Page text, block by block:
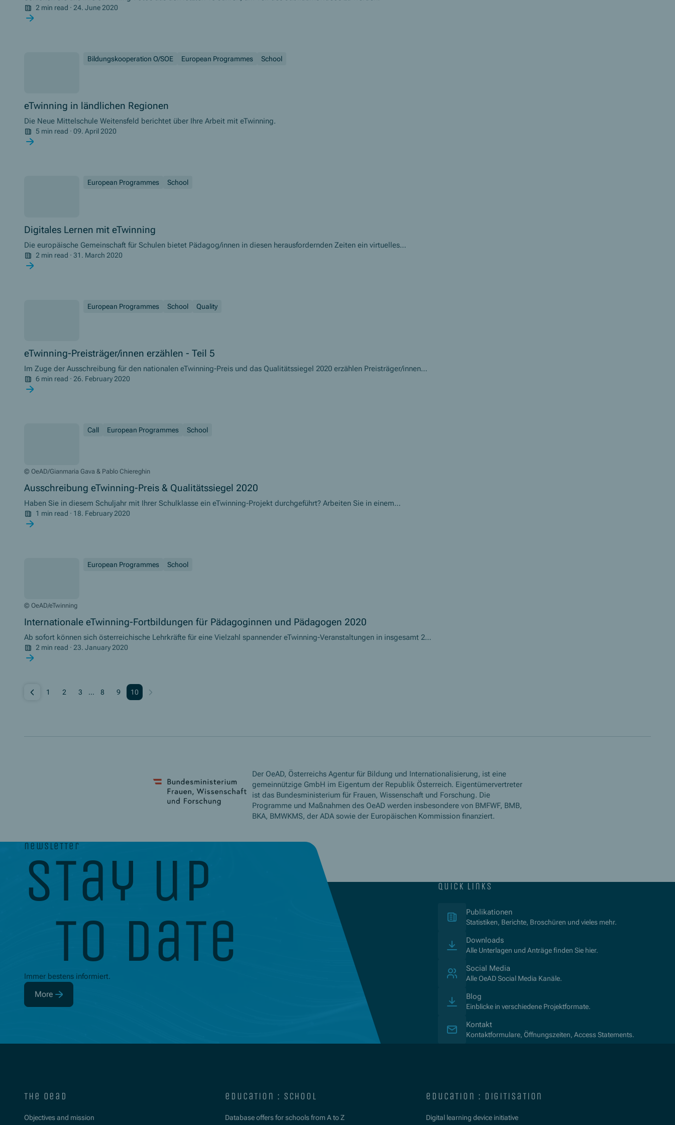
2 min read · 24. June 2020
Bildungskooperation O/SOE European Programmes School
eTwinning in ländlichen Regionen
Die Neue Mittelschule Weitensfeld berichtet über Ihre Arbeit mit eTwinning.
5 min read · 09. April 2020
European Programmes School
Digitales Lernen mit eTwinning
Die europäische Gemeinschaft für Schulen bietet Pädagog/innen in diesen herausfordernden Zeiten ein virtuelles
Klassenzimmer.
2 min read · 31. March 2020
European Programmes School Quality
eTwinning-Preisträger/innen erzählen - Teil 5
Im Zuge der Ausschreibung für den nationalen eTwinning-Preis und das Qualitätssiegel 2020 erzählen Preisträger/innen
aus den Vorjahren über ihre Erfahrungen und geben Tipps für zukünftige Projektträger/innen.
6 min read · 26. February 2020
© OeAD/Gianmaria Gava & Pablo Chiereghin
Call European Programmes School
Ausschreibung eTwinning-Preis & Qualitätssiegel 2020
Haben Sie in diesem Schuljahr mit Ihrer Schulklasse ein eTwinning-Projekt durchgeführt? Arbeiten Sie in einem
Kindergarten und haben sich und Ihre Kinder europäisch vernetzt? Dann bewerben Sie sich für den nationalen eTwinning-
Preis und das Qualitätssiegel 2020!
1 min read · 18. February 2020
© OeAD/eTwinning
European Programmes School
Internationale eTwinning-Fortbildungen für Pädagoginnen und Pädagogen 2020
Ab sofort können sich österreichische Lehrkräfte für eine Vielzahl spannender eTwinning-Veranstaltungen in insgesamt 24
Ländern bewerben.
2 min read · 23. January 2020
1 2 3 ... 8 9 10
Der OeAD, Österreichs Agentur für Bildung und Internationalisierung, ist eine
gemeinnützige GmbH im Eigentum der Republik Österreich. Eigentümervertreter
ist das Bundesministerium für Frauen, Wissenschaft und Forschung. Die
Programme und Maßnahmen des OeAD werden insbesondere von BMFWF, BMB,
BKA, BMWKMS, der ADA sowie der Europäischen Kommission finanziert.
newsletter
stay up
to date
Immer bestens informiert.
More
(Opens in new window)
quick links
Publikationen(Opens in new window)
Statistiken, Berichte, Broschüren und vieles mehr.
Downloads
Alle Unterlagen und Anträge finden Sie hier.
Social Media
Alle OeAD Social Media Kanäle.
Blog
Einblicke in verschiedene Projektformate.
Kontakt
Kontaktformulare, Öffnungszeiten, Access Statements.
the oead
Objectives and mission
education : school
Database offers for schools from A to Z
education : digitisation
Digital learning device initiative